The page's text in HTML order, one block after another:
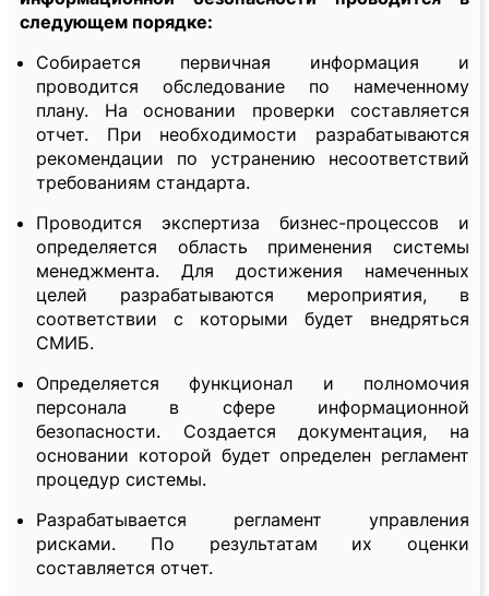
следующем порядке:
Собирается первичная информация и
проводится обследование по намеченному
плану. На основании проверки составляется
отчет. При необходимости разрабатываются
рекомендации по устранению несоответствий
требованиям стандарта.
Проводится экспертиза бизнес-процессов и
определяется область применения системы
менеджмента. Для достижения намеченных
целей разрабатываются мероприятия, в
соответствии с которыми будет внедряться
СМИБ.
Определяется функционал и полномочия
персонала в сфере информационной
безопасности. Создается документация, на
основании которой будет определен регламент
процедур системы.
Разрабатывается регламент управления
рисками. По результатам их оценки
составляется отчет.